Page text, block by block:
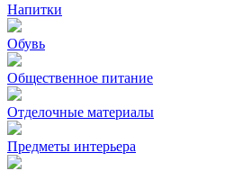
Напитки
Обувь
Общественное питание
Отделочные материалы
Предметы интерьера